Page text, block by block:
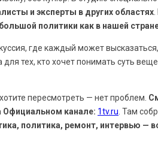
и эксперты в других областях
большой политики как в нашей
где каждый может
тех, кто хочет понимать суть
пересмотреть — нет проблем.
канале: 1tv.ru . Там
политика, ремонт, интервью —